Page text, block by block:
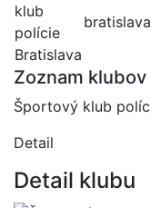
klub
polície
Bratislava
Zoznam klubov
Športový klub
Detail
Detail klubu